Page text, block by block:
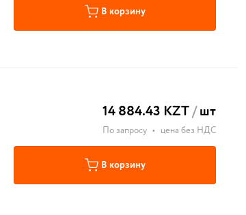
В корзину
14 884.43 KZT/шт
По запросу • цена без НДС
В корзину